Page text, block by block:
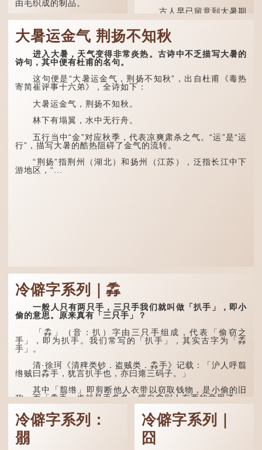
由毛织成的制品。
人体表面，例如手臂等
部位生长的细毛，也叫
「毳」，又叫「寒毛」、
「汗毛」。
医学上，「毳毛」是一
个专有名词。它指人类在儿
童时期长出的一种细小、不
易注意到却又几乎遍布全身
的毛发。毳毛的密度因人而
异，其长度则通常不会...
古人早已留意到大暑期
间的气候规律。 《逸周书·
时训解》记载：「大暑之
日，腐草化为萤。又五日，
土润溽暑。又五日，大雨时
行。」意思是说，大暑时节
萤火虫出生，土地湿热，常
这段时期的雨水，对农
大暑运金气 荆扬不知秋
进入大暑，天气变得非常炎热。古诗中不乏描写大暑的
诗句，其中便有杜甫的名句。
这句便是“大暑运金气，荆扬不知秋”，出自杜甫《毒热
寄简崔评事十六弟》，全诗如下：
大暑运金气，荆扬不知秋。
林下有塌翼，水中无行舟。
五行当中“金”对应秋季，代表凉爽肃杀之气。“运”是“运
行”，描写大暑的酷热阻碍了金气的流转。
“荆扬”指荆州（湖北）和扬州（江苏），泛指长江中下
游地区，“...
冷僻字系列｜掱
一般人只有两只手，三只手我们就叫做「扒手」，即小
偷的意思。原来真有「三只手」？
「掱」（音：扒）字由三只手组成，代表「偷窃之
手」，即为扒手。我们常写的「扒手」，其实古字为「掱
手」。
清·徐珂《清稗类钞．盗贼类．掱手》记载：「沪人呼翦
绺贼曰掱手，犹言扒手也，亦曰瘪三码子。」
其中「翦绺」即剪断他人衣带以窃取钱物，是小偷的旧
称。而「掱手」也就是手多多，擅自拿别人东西的意思了...
冷僻字系列：
朤
冷僻字系列｜
囧